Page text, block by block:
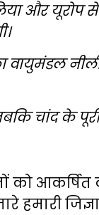
और यूरोप
वायुमंडल
चांद के
आकर्षित
हमारी